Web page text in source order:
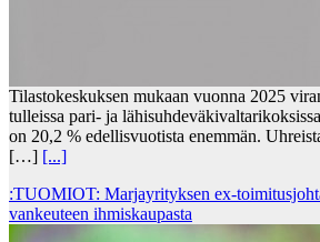
Tilastokeskuksen mukaan vuonna 2025
tulleissa pari- ja
on 20,2 % edellisvuotista enemmän.
[…] [...]
:TUOMIOT: Marjayrityksen ex-
vankeuteen ihmiskaupasta